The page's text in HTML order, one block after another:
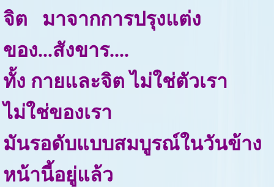
จิต มาจากการปรุงแต่ง
ของ...สังขาร....
ทั้ง กายและจิต ไม่ใช่ตัวเรา
ไม่ใช่ของเรา
มันรอดับแบบสมบูรณ์ในวันข้าง
หน้านี้อยู่แล้ว